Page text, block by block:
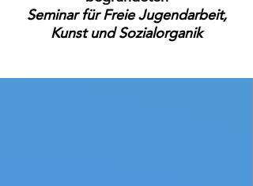
Seminar für Freie Jugendarbeit,
Kunst und Sozialorganik